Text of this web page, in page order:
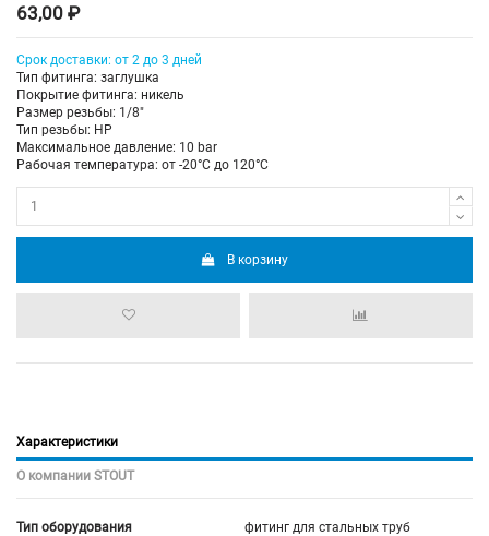
63,00 ₽
Срок доставки: от 2 до 3 дней
Тип фитинга: заглушка
Покрытие фитинга: никель
Размер резьбы: 1/8"
Тип резьбы: НР
Максимальное давление: 10 bar
Рабочая температура: от -20°C до 120°C
В корзину
Характеристики
О компании STOUT
Тип оборудования фитинг для стальных труб